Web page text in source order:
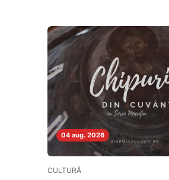
04 aug. 2026
CULTURĂ